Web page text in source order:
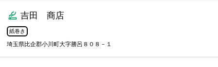
吉田 商店
紙巻き
埼玉県比企郡小川町大字勝呂８０８－１